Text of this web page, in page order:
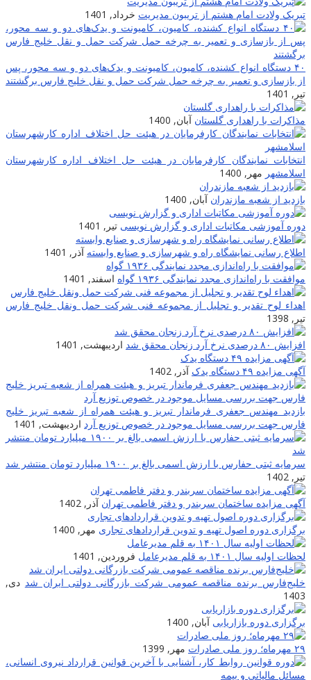
ولادت امام هشتم از تریبون مدیریت خرداد, 1401
۴۰ دستگاه انواع کشنده، کامیون، کامیونت و یدک‌های دو و سه محور، پس
بازسازی و تعمیر به چرخه حمل شرکت حمل و نقل خلیج فارس برگشتند
1401
با راهداری گلستان آبان, 1400
نمایندگان کارفرمایان در هیئت حل اختلاف اداره کارشهرستان
مهر, 1400
از شعبه مازندران آبان, 1400
آموزشی مکاتبات اداری و گزارش نویسی تیر, 1401
رسانی نمایشگاه راه و شهرسازی و صنایع وابسته آذر, 1401
با راه‌اندازی مجدد نمایندگی ۱۹۳۶ گواه
اسفند, 1401
لوح تقدیر و تجلیل از مجموعه فنی شرکت حمل ونقل خلیج فارس
1398
۸۰ درصدی نرخ آرد زنجان محقق شد
اردیبهشت, 1401
مزایده ۴۹ دستگاه یدک
آذر, 1402
مهندس جعفری فرماندار تبریز و هیئت همراه از شعبه تبریز خلیج
جهت بررسی مسایل موجود در خصوص توزیع آرد اردیبهشت, 1401
ثبتی حفارس با ارزش اسمی بالغ بر ۱۹۰۰ میلیارد تومان منتشر شد
1402
مزایده ساختمان سربندر و دفتر فاطمی تهران آذر, 1402
دوره اصول تهیه و تدوین قراردادهای تجاری مهر, 1400
اولیه سال ۱۴۰۱ به قلم مدیرعامل
فروردین, 1401
برنده مناقصه عمومی شرکت بازرگانی دولتی ایران شد دی,
دوره بازاریابی آبان, 1400
روز ملی صادرات
مهر, 1399